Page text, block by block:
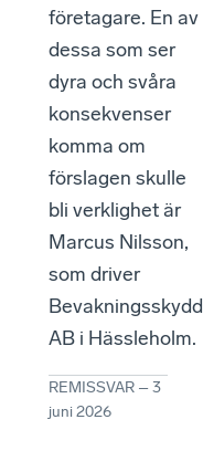
företagare. En av
dessa som ser
dyra och svåra
konsekvenser
komma om
förslagen skulle
bli verklighet är
Marcus Nilsson,
som driver
Bevakningsskydd
AB i Hässleholm.
REMISSVAR –3
juni 2026